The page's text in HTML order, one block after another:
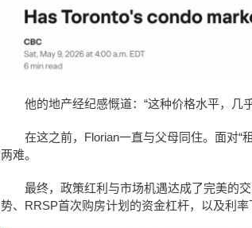
他的地产经纪感慨道：“这种价格水平，几
在这之前，Florian一直与父母同住。面对“
两难。
最终，政策红利与市场机遇达成了完美的
势、RRSP首次购房计划的资金杠杆，以及利